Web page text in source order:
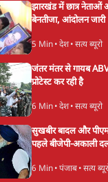
झारखंड में छात्र नेताओं
बेनतीजा, आंदोलन जारी
5 Min• देश• सत्य ब्यूरो
जंतर मंतर से गायब
प्रोटेस्ट कर रही है
6 Min• देश• सत्य ब्यूरो
सुखबीर बादल और
पहले बीजेपी-अकाली
6 Min• पंजाब• सत्य